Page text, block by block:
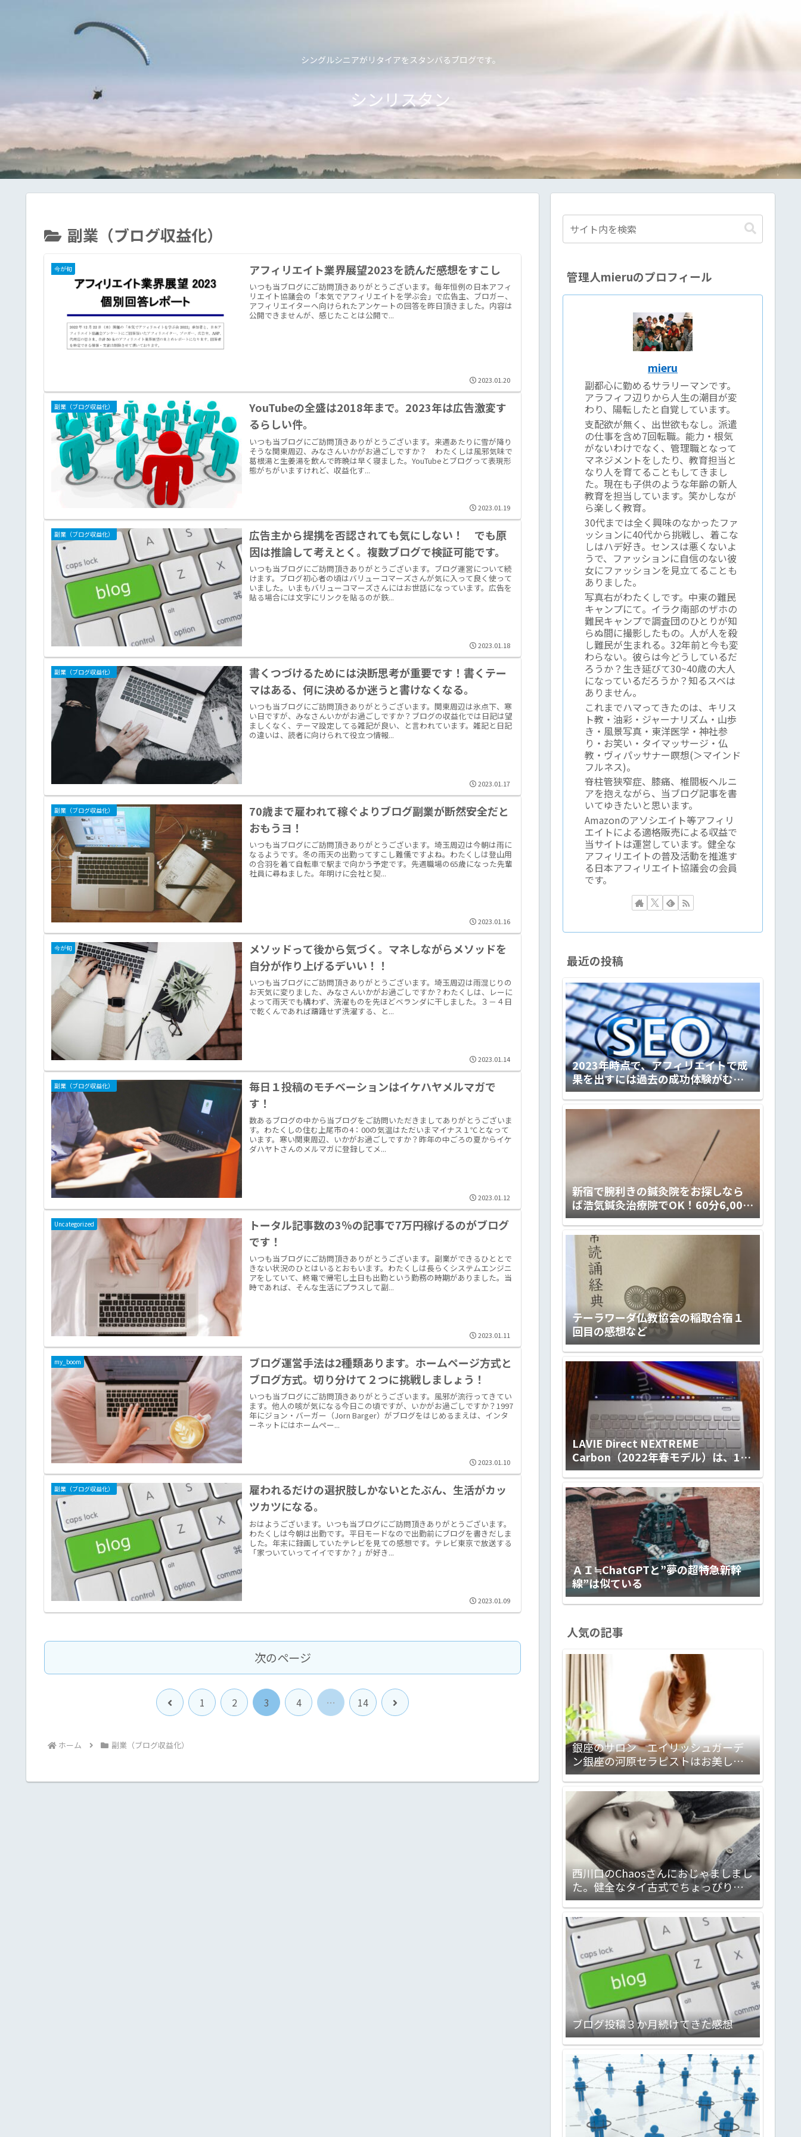
シングルシニアがリタイアをスタンバるブログです。
シンリスタン
副業（ブログ収益化）
今が旬 アフィリエイト業界展望2023を読んだ感想をすこし
いつも当ブログにご訪問頂きありがとうございます。毎年恒例の日本アフィ
リエイト協議会の「本気でアフィリエイトを学ぶ会」で広告主、ブロガー、
アフィリエイターへ向けられたアンケートの回答を昨日頂きました。内容は
公開できませんが、感じたことは公開で...
2023.01.20
副業（ブログ収益化）
YouTubeの全盛は2018年まで。2023年は広告激変す
るらしい件。
いつも当ブログにご訪問頂きありがとうございます。来週あたりに雪が降り
そうな関東周辺、みなさんいかがお過ごしですか？ わたくしは風邪気味で
葛根湯と生姜湯を飲んで昨晩は早く寝ました。YouTubeとブログって表現形
態がちがいますけれど、収益化す...
2023.01.19
副業（ブログ収益化）
広告主から提携を否認されても気にしない！ でも原
因は推論して考えとく。複数ブログで検証可能です。
いつも当ブログにご訪問頂きありがとうございます。ブログ運営について続
けます。ブログ初心者の頃はバリューコマーズさんが気に入って良く使って
いました。いまもバリューコマーズさんにはお世話になっています。広告を
貼る場合には文字にリンクを貼るのが鉄...
2023.01.18
副業（ブログ収益化）
書くつづけるためには決断思考が重要です！書くテー
マはある、何に決めるか迷うと書けなくなる。
いつも当ブログにご訪問頂きありがとうございます。関東周辺は氷点下、寒
い日ですが、みなさんいかがお過ごしですか？ブログの収益化では日記は望
ましくなく、テーマ設定してる雑記が良い、と言われています。雑記と日記
の違いは、読者に向けられて役立つ情報...
2023.01.17
副業（ブログ収益化）
70歳まで雇われて稼ぐよりブログ副業が断然安全だと
おもうヨ！
いつも当ブログにご訪問頂きありがとうございます。埼玉周辺は今朝は雨に
なるようです。冬の雨天の出勤ってすこし難儀ですよね。わたくしは登山用
の合羽を着て自転車で駅まで向かう予定です。先週職場の65歳になった先輩
社員に尋ねました。年明けに会社と契...
2023.01.16
今が旬
メソッドって後から気づく。マネしながらメソッドを
自分が作り上げるデいい！！
いつも当ブログにご訪問頂きありがとうございます。埼玉周辺は雨混じりの
お天気に変りました、みなさんいかがお過ごしですか？わたくしは、レーに
よって雨天でも構わず、洗濯ものを先ほどベランダに干しました。３－４日
で乾くんであれば躊躇せず洗濯する、と...
2023.01.14
副業（ブログ収益化）
毎日１投稿のモチベーションはイケハヤメルマガで
す！
数あるブログの中から当ブログをご訪問いただきましてありがとうございま
す。わたくしの住む上尾市の4：00の気温はただいまマイナス１℃となって
います。寒い関東周辺、いかがお過ごしですか？昨年の中ごろの夏からイケ
ダハヤトさんのメルマガに登録してメ...
2023.01.12
Uncategorized
トータル記事数の3％の記事で7万円稼げるのがブログ
です！
いつも当ブログにご訪問頂きありがとうございます。副業ができるひととで
きない状況のひとはいるとおもいます。わたくしは長らくシステムエンジニ
アをしていて、終電で帰宅し土日も出勤という勤務の時期がありました。当
時であれば、そんな生活にプラスして副...
2023.01.11
my_boom
ブログ運営手法は2種類あります。ホームページ方式と
ブログ方式。切り分けて２つに挑戦しましょう！
いつも当ブログにご訪問頂きありがとうございます。風邪が流行ってきてい
ます。他人の咳が気になる今日この頃ですが、いかがお過ごしですか？1997
年にジョン・バーガー（Jorn Barger）がブログをはじめるまえは、インタ
ーネットにはホームペー...
2023.01.10
副業（ブログ収益化）
雇われるだけの選択肢しかないとたぶん、生活がカッ
ツカツになる。
おはようございます。いつも当ブログにご訪問頂きありがとうございます。
わたくしは今朝は出勤です。平日モードなので出勤前にブログを書きだしま
した。年末に録画していたテレビを見ての感想です。テレビ東京で放送する
「家ついていってイイですか？」が好き...
2023.01.09
次のページ
前
1 2 3 4 … 14
次
ホーム 副業（ブログ収益化）
管理人mieruのプロフィール
mieru
副都心に勤めるサラリーマンです。
アラフィフ辺りから人生の潮目が変
わり、陽転したと自覚しています。
支配欲が無く、出世欲もなし。派遣
の仕事を含め7回転職。能力・根気
がないわけでなく、管理職となって
マネジメントをしたり、教育担当と
なり人を育てることもしてきまし
た。現在も子供のような年齢の新人
教育を担当しています。笑かしなが
ら楽しく教育。
30代までは全く興味のなかったファ
ッションに40代から挑戦し、着こな
しはハデ好き。センスは悪くないよ
うで、ファッションに自信のない彼
女にファッションを見立てることも
ありました。
写真右がわたくしです。中東の難民
キャンプにて。イラク南部のザホの
難民キャンプで調査団のひとりが知
らぬ間に撮影したもの。人が人を殺
し難民が生まれる。32年前と今も変
わらない。彼らは今どうしているだ
ろうか？生き延びて30~40歳の大人
になっているだろうか？知るスベは
ありません。
これまでハマってきたのは、キリス
ト教・油彩・ジャーナリズム・山歩
き・風景写真・東洋医学・神社参
り・お笑い・タイマッサージ・仏
教・ヴィパッサナー瞑想(＞マインド
フルネス)。
脊柱管狭窄症、膝痛、椎間板ヘルニ
アを抱えながら、当ブログ記事を書
いてゆきたいと思います。
Amazonのアソシエイト等アフィリ
エイトによる適格販売による収益で
当サイトは運営しています。健全な
アフィリエイトの普及活動を推進す
る日本アフィリエイト協議会の会員
です。
最近の投稿
2023年時点で、アフィリエイトで成
果を出すには過去の成功体験がむし
ろ邪魔くさくなる件
新宿で腕利きの鍼灸院をお探しなら
ば浩気鍼灸治療院でOK！60分6,000
円の予約制。
テーラワーダ仏教協会の稲取合宿１
回目の感想など
LAVIE Direct NEXTREME
Carbon（2022年春モデル）は、14ｲ
ﾝﾁの使い勝手の良さとLED IPS液晶
（ノングレア）画面の標準を超えた
見やすさ、滑らかなキータッチとfine
textureなデザイン。ハイクラスで上
質な極軽モバイルノートです！
【PR】
ＡＩ≒ChatGPTと”夢の超特急新幹
線”は似ている
人気の記事
銀座のサロン エイリッシュガーデ
ン銀座の河原セラピストはお美しく
妖艶でしゃれっ気たっぷり。大満足
のサロンでした！ 心理カウンセラ
ー＋セラピストって凄いんで
す！！ 【PR】
西川口のChaosさんにおじゃましまし
た。健全なタイ古式でちょっぴりメ
ンエスな感じのお店です。会話対応力
バツグン。気分転換に最高ですヨ！
ブログ投稿３か月続けてきた感想